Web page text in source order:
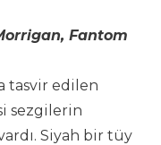
Fantom
tasvir edilen
sezgilerin
Siyah bir tüy